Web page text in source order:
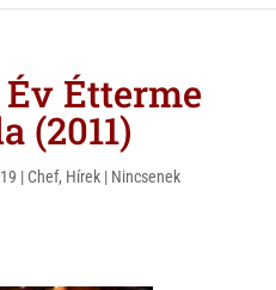
Étterme
(2011)
| Chef, Hírek| Nincsenek